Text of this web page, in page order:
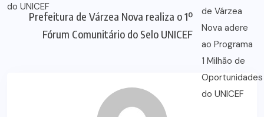
Prefeitura de Várzea Nova realiza o 1º
Fórum Comunitário do Selo UNICEF